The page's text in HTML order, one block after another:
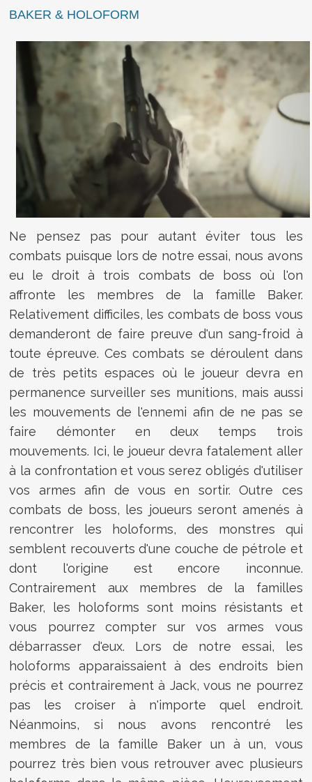
BAKER & HOLOFORM
Ne pensez pas pour autant éviter tous les
combats puisque lors de notre essai, nous avons
eu le droit à trois combats de boss où l'on
affronte les membres de la famille Baker.
Relativement difficiles, les combats de boss vous
demanderont de faire preuve d'un sang-froid à
toute épreuve. Ces combats se déroulent dans
de très petits espaces où le joueur devra en
permanence surveiller ses munitions, mais aussi
les mouvements de l'ennemi afin de ne pas se
faire démonter en deux temps trois
mouvements. Ici, le joueur devra fatalement aller
à la confrontation et vous serez obligés d'utiliser
vos armes afin de vous en sortir. Outre ces
combats de boss, les joueurs seront amenés à
rencontrer les holoforms, des monstres qui
semblent recouverts d'une couche de pétrole et
dont l'origine est encore inconnue.
Contrairement aux membres de la familles
Baker, les holoforms sont moins résistants et
vous pourrez compter sur vos armes vous
débarrasser d'eux. Lors de notre essai, les
holoforms apparaissaient à des endroits bien
précis et contrairement à Jack, vous ne pourrez
pas les croiser à n'importe quel endroit.
Néanmoins, si nous avons rencontré les
membres de la famille Baker un à un, vous
pourrez très bien vous retrouver avec plusieurs